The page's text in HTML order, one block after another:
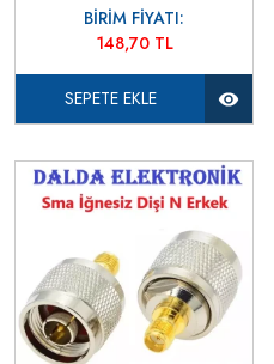
BİRİM FİYATI:
148,70 TL
SEPETE EKLE